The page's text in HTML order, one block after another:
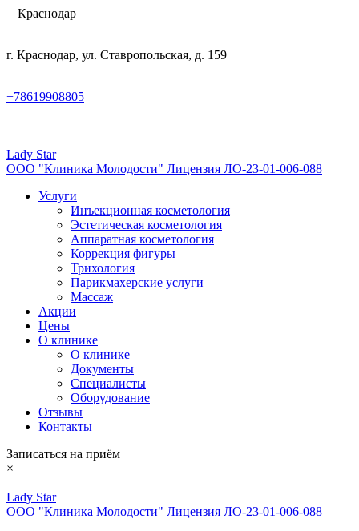
Краснодар
г. Краснодар, ул. Ставропольская, д. 159
+78619908805
Lady Star
ООО "Клиника Молодости" Лицензия ЛО-23-01-006-088
Услуги
Инъекционная косметология
Эстетическая косметология
Аппаратная косметология
Коррекция фигуры
Трихология
Парикмахерские услуги
Массаж
Акции
Цены
О клинике
О клинике
Документы
Специалисты
Оборудование
Отзывы
Контакты
Записаться на приём
×
Lady Star
ООО "Клиника Молодости" Лицензия ЛО-23-01-006-088